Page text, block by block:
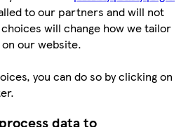
to our partners and will not
will change how we tailor
our website.
you can do so by clicking on
data to